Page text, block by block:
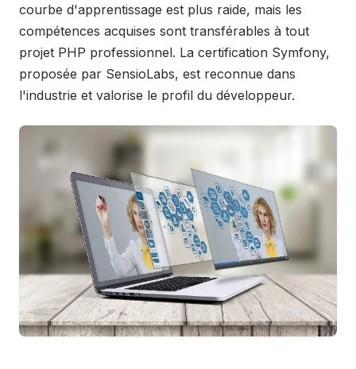
courbe d'apprentissage est plus raide, mais les
compétences acquises sont transférables à tout
projet PHP professionnel. La certification Symfony,
proposée par SensioLabs, est reconnue dans
l'industrie et valorise le profil du développeur.